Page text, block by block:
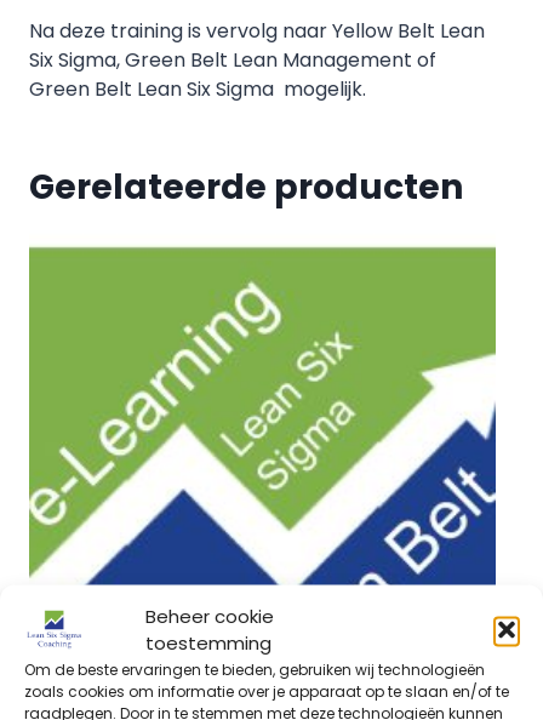
Beheer cookie
toestemming
Om de beste ervaringen te bieden, gebruiken wij technologieën
zoals cookies om informatie over je apparaat op te slaan en/of te
raadplegen. Door in te stemmen met deze technologieën kunnen
Na deze training is vervolg naar Yellow Belt Lean
Six Sigma, Green Belt Lean Management of
Green Belt Lean Six Sigma mogelijk.
Gerelateerde producten